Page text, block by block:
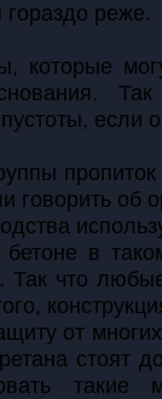
гораздо реже.
которые
если
пропиток
говорить об
в
Так что
от
стоят